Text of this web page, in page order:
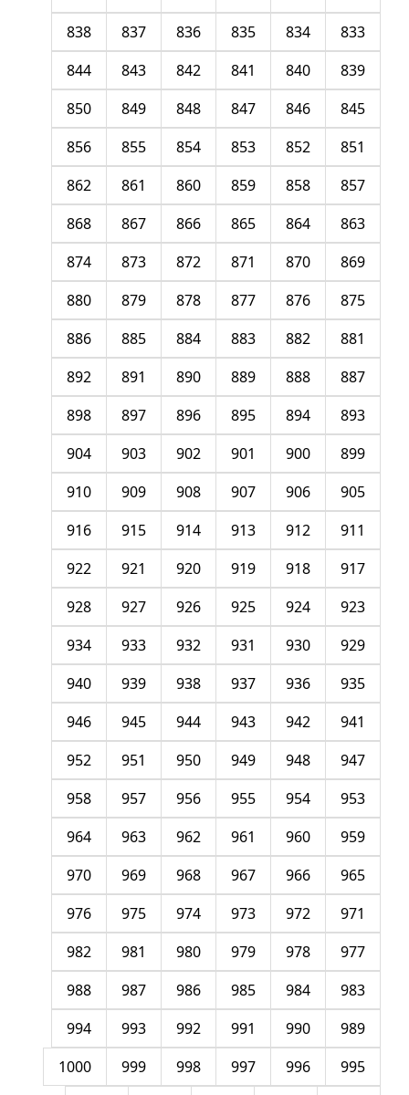
833
834
835
836
837
838
839
840
841
842
843
844
845
846
847
848
849
850
851
852
853
854
855
856
857
858
859
860
861
862
863
864
865
866
867
868
869
870
871
872
873
874
875
876
877
878
879
880
881
882
883
884
885
886
887
888
889
890
891
892
893
894
895
896
897
898
899
900
901
902
903
904
905
906
907
908
909
910
911
912
913
914
915
916
917
918
919
920
921
922
923
924
925
926
927
928
929
930
931
932
933
934
935
936
937
938
939
940
941
942
943
944
945
946
947
948
949
950
951
952
953
954
955
956
957
958
959
960
961
962
963
964
965
966
967
968
969
970
971
972
973
974
975
976
977
978
979
980
981
982
983
984
985
986
987
988
989
990
991
992
993
994
995
996
997
998
999
1000